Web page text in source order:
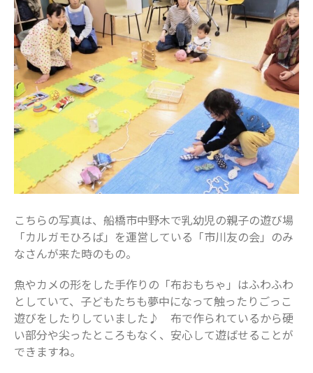
こちらの写真は、船橋市中野木で乳幼児の親子の遊び場
「カルガモひろば」を運営している「市川友の会」のみ
なさんが来た時のもの。
魚やカメの形をした手作りの「布おもちゃ」はふわふわ
としていて、子どもたちも夢中になって触ったりごっこ
遊びをしたりしていました♪ 布で作られているから硬
い部分や尖ったところもなく、安心して遊ばせることが
できますね。